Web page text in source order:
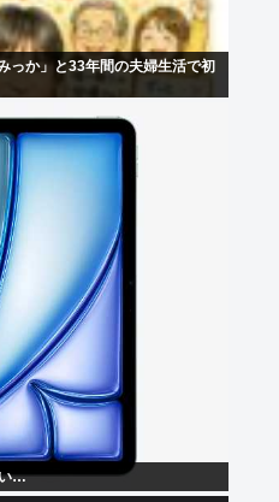
っか」と33年間の夫婦生活で初
い…